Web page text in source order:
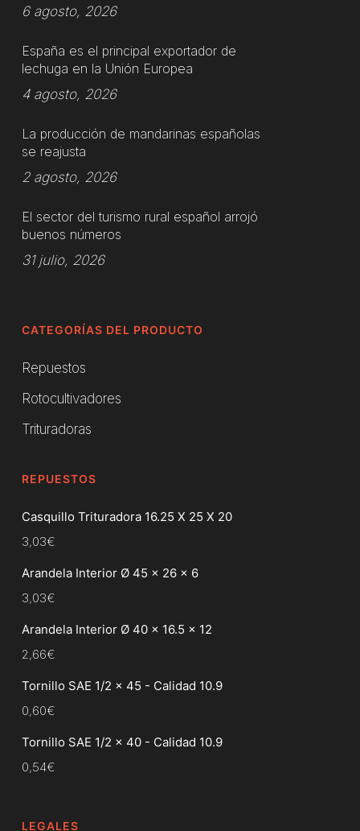
6 agosto, 2026
España es el principal exportador de
lechuga en la Unión Europea
4 agosto, 2026
La producción de mandarinas españolas
se reajusta
2 agosto, 2026
El sector del turismo rural español arrojó
buenos números
31 julio, 2026
CATEGORÍAS DEL PRODUCTO
Repuestos
Rotocultivadores
Trituradoras
REPUESTOS
Casquillo Trituradora 16.25 X 25 X 20
3,03€
Arandela Interior Ø 45 x 26 x 6
3,03€
Arandela Interior Ø 40 x 16.5 x 12
2,66€
Tornillo SAE 1/2 x 45 - Calidad 10.9
0,60€
Tornillo SAE 1/2 x 40 - Calidad 10.9
0,54€
LEGALES